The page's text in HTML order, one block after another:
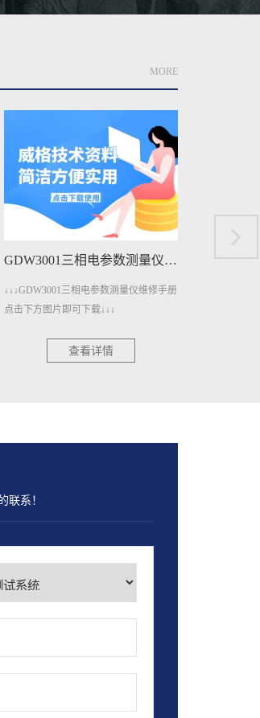
MORE
GDW3001三相电参数测量仪维修手册下载
↓↓↓GDW3001三相电参数测量仪维修手册
点击下方图片即可下载↓↓↓
查看详情
联系！